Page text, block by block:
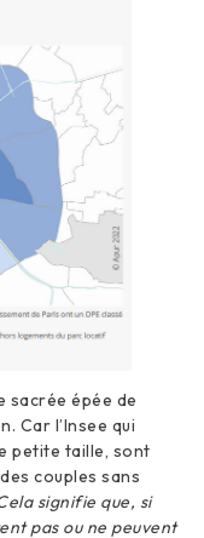
épée de
Car l’Insee qui
petite taille, sont
couples sans
signifie que, si
pas ou ne peuvent